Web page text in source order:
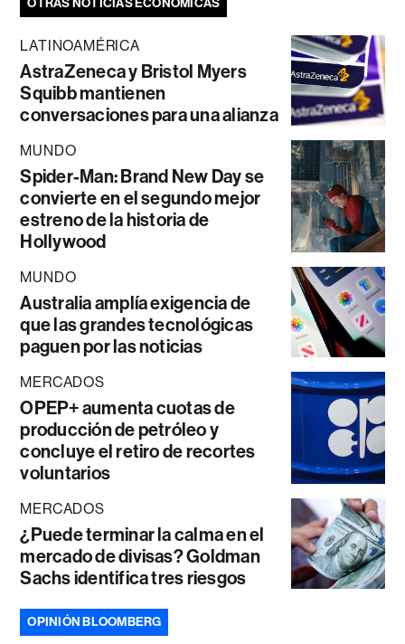
LATINOAMÉRICA
AstraZeneca y Bristol Myers
Squibb mantienen
conversaciones para una alianza
MUNDO
Spider-Man: Brand New Day se
convierte en el segundo mejor
estreno de la historia de
Hollywood
MUNDO
Australia amplía exigencia de
que las grandes tecnológicas
paguen por las noticias
MERCADOS
OPEP+ aumenta cuotas de
producción de petróleo y
concluye el retiro de recortes
voluntarios
MERCADOS
¿Puede terminar la calma en el
mercado de divisas? Goldman
Sachs identifica tres riesgos
OPINIÓN BLOOMBERG